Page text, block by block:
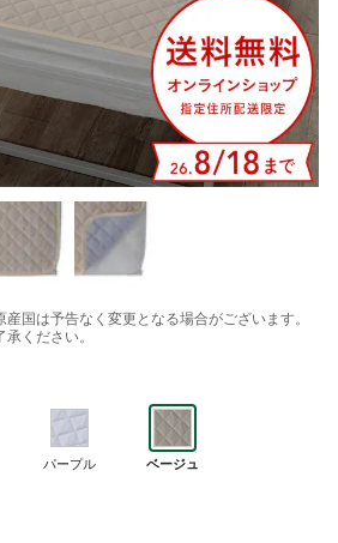
国は予告なく変更となる場合がございます。
ください。
パープル ベージュ